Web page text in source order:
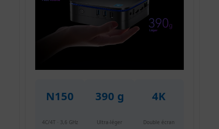
N150
4C/4T · 3,6 GHz
390 g
Ultra-léger
4K
Double écran